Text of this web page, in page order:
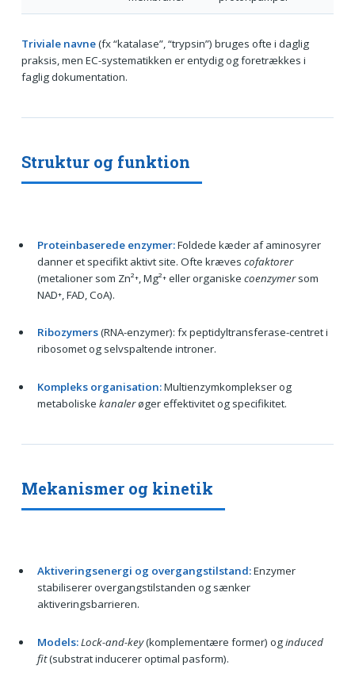
Triviale navne(fx “katalase”, “trypsin”) bruges ofte i daglig
praksis, men EC-systematikken er entydig og foretrækkes i
faglig dokumentation.
Struktur og funktion
Proteinbaserede enzymer:Foldede kæder af aminosyrer
danner et specifikt aktivt site. Ofte kræves cofaktorer
(metalioner som Zn²⁺, Mg²⁺ eller organiske coenzymersom
NAD⁺, FAD, CoA).
Ribozymers(RNA-enzymer): fx peptidyltransferase-centret i
ribosomet og selvspaltende introner.
Kompleks organisation:Multienzymkomplekser og
metaboliske kanalerøger effektivitet og specifikitet.
Mekanismer og kinetik
Aktiveringsenergi og overgangstilstand:Enzymer
stabiliserer overgangstilstanden og sænker
aktiveringsbarrieren.
Models:Lock-and-key(komplementære former) oginduced
fit(substrat inducerer optimal pasform).